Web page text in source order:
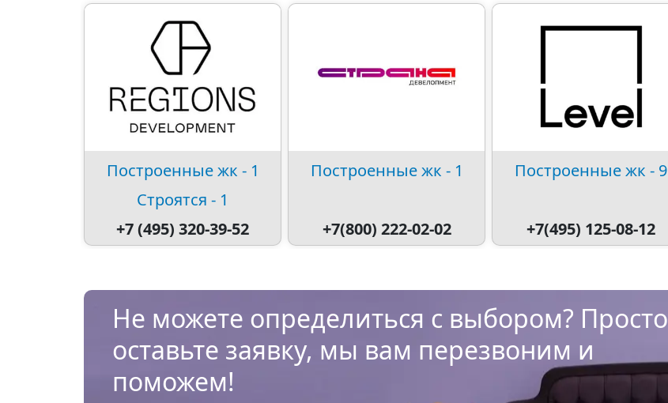
Построенные жк - 1
Строятся - 1
+7 (495) 320-39-52
Построенные жк - 1
+7(800) 222-02-02
Построенные жк - 9
+7(495) 125-08-12
Не можете определиться с выбором? Просто
оставьте заявку, мы вам перезвоним и
поможем!